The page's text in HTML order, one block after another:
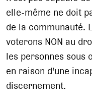
elle-même ne doit
de la communauté.
voterons NON au
les personnes sous
en raison d'une
discernement.